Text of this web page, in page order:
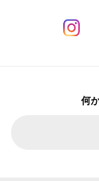
何